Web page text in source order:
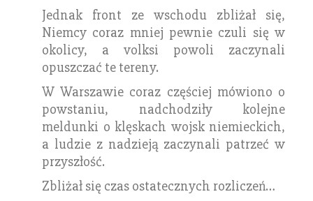
Jednak front ze wschodu zbliżał się,
Niemcy coraz mniej pewnie czuli się w
okolicy, a volksi powoli zaczynali
opuszczać te tereny.
W Warszawie coraz częściej mówiono o
powstaniu, nadchodziły kolejne
meldunki o klęskach wojsk niemieckich,
a ludzie z nadzieją zaczynali patrzeć w
przyszłość.
Zbliżał się czas ostatecznych rozliczeń…